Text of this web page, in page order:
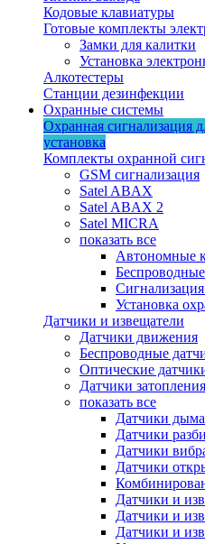
Кодовые клавиатуры
Готовые комплекты
Замки для калитки
Установка
Алкотестеры
Станции дезинфекции
Охранные системы
Охранная сигнализация
установка
Комплекты охранной
GSM сигнализация
Satel ABAX
Satel ABAX 2
Satel MICRA
показать все
Автономные
Установка
Датчики и извещатели
Датчики движения
Беспроводные
Оптические
Датчики затопления
показать все
Датчики дыма
Датчики
Датчики
Датчики
Датчики и
Датчики и
Датчики и